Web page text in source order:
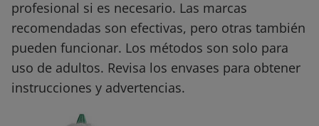
profesional si es necesario. Las marcas
recomendadas son efectivas, pero otras también
pueden funcionar. Los métodos son solo para
uso de adultos. Revisa los envases para obtener
instrucciones y advertencias.